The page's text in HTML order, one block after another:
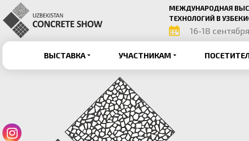
МЕЖДУНАРОДНАЯ
ТЕХНОЛОГИЙ В
16-18
ВЫСТАВКА УЧАСТНИКАМ